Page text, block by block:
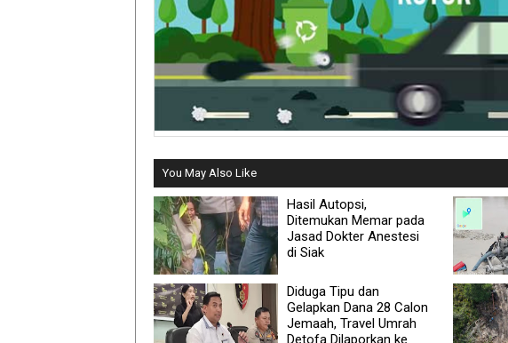
You May Also Like
Hasil Autopsi,
Ditemukan Memar pada
Jasad Dokter Anestesi
di Siak
Diduga Tipu dan
Gelapkan Dana 28 Calon
Jemaah, Travel Umrah
Detofa Dilaporkan ke